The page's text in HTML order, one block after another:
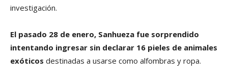
investigación.
El pasado 28 de enero, Sanhueza fue sorprendido
intentando ingresar sin declarar 16 pieles de animales
exóticos destinadas a usarse como alfombras y ropa.